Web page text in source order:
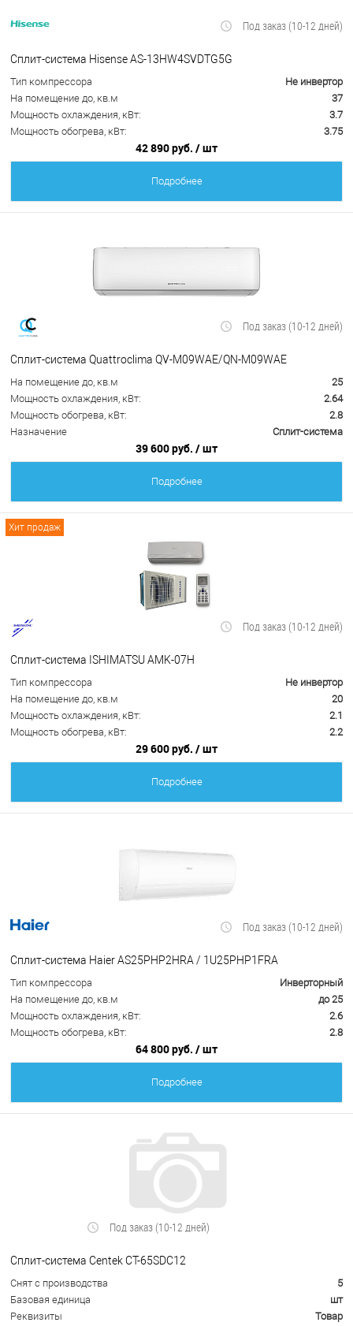
Под заказ (10-12 дней)
Сплит-система Hisense AS-13HW4SVDTG5G
Тип компрессора
Не инвертор
На помещение до, кв.м
37
Мощность охлаждения, кВт:
3.7
Мощность обогрева, кВт:
3.75
42 890 руб. / шт
Подробнее
Под заказ (10-12 дней)
Сплит-система Quattroclima QV-M09WAE/QN-M09WAE
На помещение до, кв.м
25
Мощность охлаждения, кВт:
2.64
Мощность обогрева, кВт:
2.8
Назначение
Сплит-система
39 600 руб. / шт
Подробнее
Хит продаж
Под заказ (10-12 дней)
Сплит-система ISHIMATSU AMK-07H
Тип компрессора
Не инвертор
На помещение до, кв.м
20
Мощность охлаждения, кВт:
2.1
Мощность обогрева, кВт:
2.2
29 600 руб. / шт
Подробнее
Под заказ (10-12 дней)
Сплит-система Haier AS25PHP2HRA / 1U25PHP1FRA
Тип компрессора
Инверторный
На помещение до, кв.м
до 25
Мощность охлаждения, кВт:
2.6
Мощность обогрева, кВт:
2.8
64 800 руб. / шт
Подробнее
Под заказ (10-12 дней)
Сплит-система Centek CT-65SDC12
Снят с производства
5
Базовая единица
шт
Реквизиты
Товар